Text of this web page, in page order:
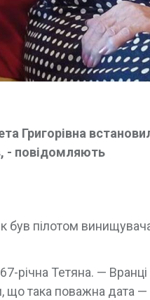
Григорівна
- повідомляють
був пілотом
річна Тетяна. — Вранці
що така поважна дата —